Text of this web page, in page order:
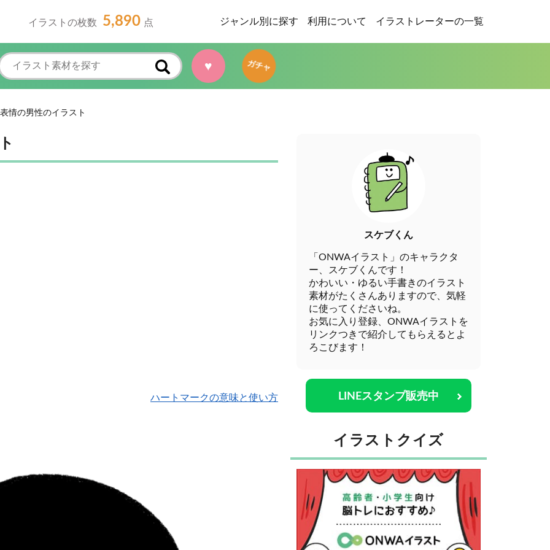
イラストの枚数 5,890 点 ジャンル別に探す 利用について イラストレーターの一覧
♥ ガチャ
情の男性のイラスト
ハートマークの意味と使い方
スケブくん
「ONWAイラスト」のキャラクタ
ー、スケブくんです！
かわいい・ゆるい手書きのイラスト
素材がたくさんありますので、気軽
に使ってくださいね。
お気に入り登録、ONWAイラストを
リンクつきで紹介してもらえるとよ
ろこびます！
LINEスタンプ販売中
イラストクイズ